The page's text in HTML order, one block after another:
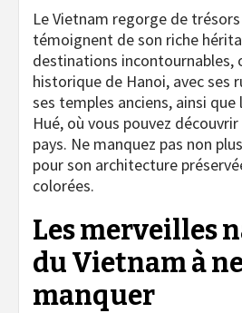
Le Vietnam regorge de
témoignent de son riche
destinations incontournables,
historique de Hanoi, avec ses
ses temples anciens, ainsi
Hué, où vous pouvez
pays. Ne manquez pas non
pour son architecture
colorées.
Les merveilles
du Vietnam à
manquer